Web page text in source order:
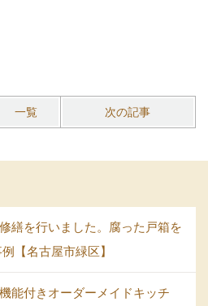
一覧 次の記事
繕を行いました。腐った戸箱を
【名古屋市緑区】
能付きオーダーメイドキッチ